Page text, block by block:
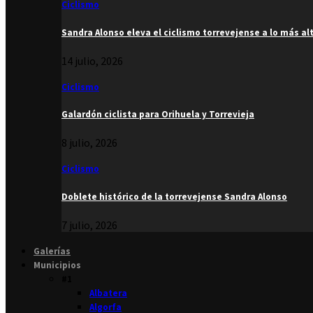
Ciclismo
Sandra Alonso eleva el ciclismo torrevejense a lo más
14 julio, 2026
Ciclismo
Galardón ciclista para Orihuela y Torrevieja
8 julio, 2026
Ciclismo
Doblete histórico de la torrevejense Sandra Alonso
7 julio, 2026
Galerías
Municipios
Albatera
Algorfa